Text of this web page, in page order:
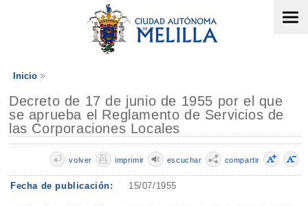
Inicio
Decreto de 17 de junio de 1955 por el que
se aprueba el Reglamento de Servicios de
las Corporaciones Locales
compartir
escuchar
imprimir
volver
Fecha de publicación: 15/07/1955